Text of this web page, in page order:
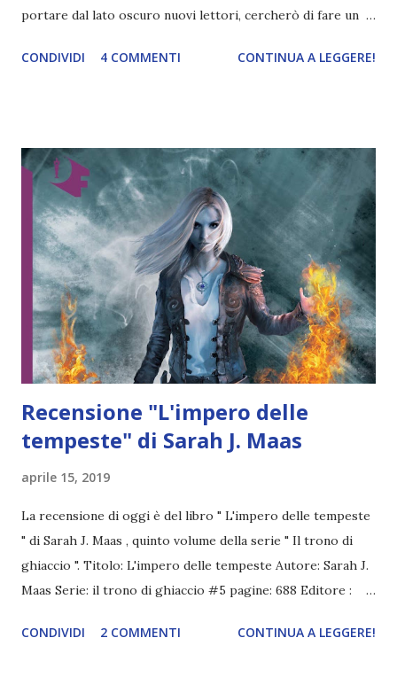
portare dal lato oscuro nuovi lettori, cercherò di fare un
attendono questo volume, parlerò di quello che vi aspetta
Mondadori Data di uscita: 5 novembre 2019 Preordinalo al
prezzo di 14,45€ La lunga strada dall'omicidio al trono è
appena cominciata per Aelin Galathynius, l'ultima
discendente della sua casata, la principessa perduta di
Terrasen che in molti conoscono come Celaena Sardothien.
I regni di Erilea stanno andando in frantumi attorno a lei.
Per salvare coloro che ama dalle forze dell'oscurità, dovrà
allearsi con i suoi nemici. Mentre la guerra incombe all...
CONDIVIDI 4 COMMENTI CONTINUA A LEGGERE!
Recensione "L'impero delle
tempeste" di Sarah J. Maas
aprile 15, 2019
La recensione di oggi è del libro " L'impero delle tempeste
" di Sarah J. Maas , quinto volume della serie " Il trono di
ghiaccio ". Titolo: L'impero delle tempeste Autore: Sarah J.
Maas Serie: il trono di ghiaccio #5 pagine: 688 Editore :
strada dall'omicidio al trono è appena cominciata per Aelin
CONDIVIDI 2 COMMENTI CONTINUA A LEGGERE!